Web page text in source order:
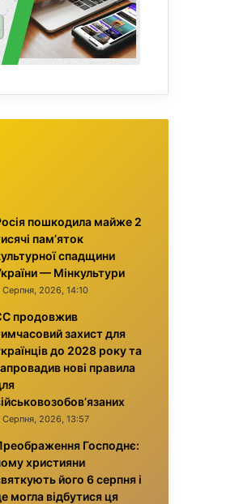
пошкодила майже 2
пам’яток
спадщини
— Мінкультури
Серпня, 2026, 14:10
продовжив
захист для
до 2028 року та
нові правила
Серпня, 2026, 13:57
Господнє:
християни
його 6 серпня і
могла відбутися ця